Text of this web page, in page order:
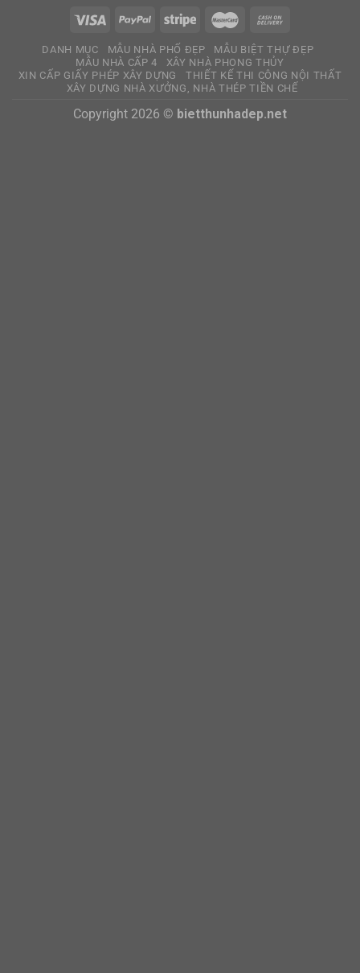
DANH MỤC MẪU NHÀ PHỐ ĐẸP
MẪU BIỆT THỰ ĐẸP
MẪU NHÀ CẤP 4
XÂY NHÀ PHONG THỦY
XIN CẤP GIẤY PHÉP XÂY DỰNG
THIẾT KẾ THI CÔNG NỘI THẤT
XÂY DỰNG NHÀ XƯỞNG, NHÀ THÉP TIỀN CHẾ
Copyright 2026 © bietthunhadep.net